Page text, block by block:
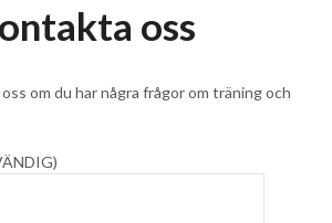
oss
om du har några frågor om träning och